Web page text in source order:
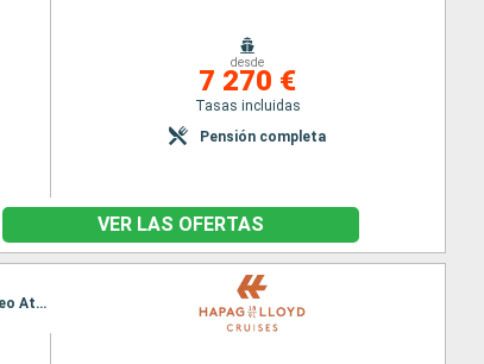
desde
7 270 €
Tasas incluidas
Pensión completa
VER LAS OFERTAS
Itinerario : El Pireo Atenas, Nauplie, Mykonos, Delos, Kusadasi, Bozcaada, Estambul, Kavala, Volos, El Pireo Atenas